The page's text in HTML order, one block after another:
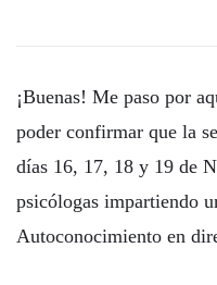
¡Buenas! Me paso por
poder confirmar que la
días 16, 17, 18 y 19 de
psicólogas impartiendo
Autoconocimiento en